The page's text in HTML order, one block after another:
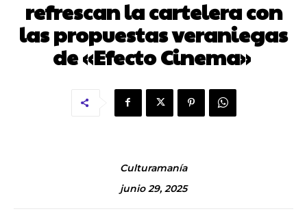
refrescan la cartelera con
las propuestas veraniegas
de «Efecto Cinema»
Culturamanía
junio 29, 2025